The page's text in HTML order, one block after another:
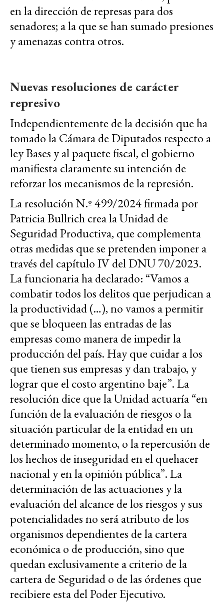
en la dirección de represas para dos
senadores; a la que se han sumado presiones
y amenazas contra otros.
Nuevas resoluciones de carácter
represivo
Independientemente de la decisión que ha
tomado la Cámara de Diputados respecto a
ley Bases y al paquete fiscal, el gobierno
manifiesta claramente su intención de
reforzar los mecanismos de la represión.
La resolución N.º 499/2024 firmada por
Patricia Bullrich crea la Unidad de
Seguridad Productiva, que complementa
otras medidas que se pretenden imponer a
través del capítulo IV del DNU 70/2023.
La funcionaria ha declarado: “Vamos a
combatir todos los delitos que perjudican a
la productividad (…), no vamos a permitir
que se bloqueen las entradas de las
empresas como manera de impedir la
producción del país. Hay que cuidar a los
que tienen sus empresas y dan trabajo, y
lograr que el costo argentino baje”. La
resolución dice que la Unidad actuaría “en
función de la evaluación de riesgos o la
situación particular de la entidad en un
determinado momento, o la repercusión de
los hechos de inseguridad en el quehacer
nacional y en la opinión pública”. La
determinación de las actuaciones y la
evaluación del alcance de los riesgos y sus
potencialidades no será atributo de los
organismos dependientes de la cartera
económica o de producción, sino que
quedan exclusivamente a criterio de la
cartera de Seguridad o de las órdenes que
recibiere esta del Poder Ejecutivo.